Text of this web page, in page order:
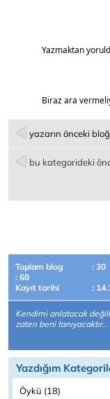
Yazmaktan
Biraz ara
yazarın önceki
bu kategorideki
Toplam blog
: 30
: 68
Kayıt tarihi
:
Kendimi anlatacak
zaten beni tanıyacaktır...
Yazdığım
Öykü (18)